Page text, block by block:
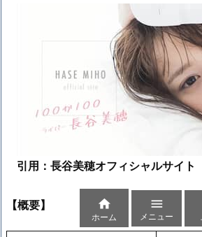
引用：長谷美穂オフィシャルサイト
【概要】 
ホーム

メニュー